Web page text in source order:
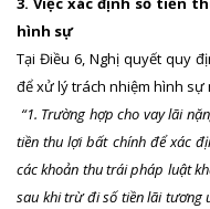
hình sự
Tại Điều 6, Nghị quyết quy
để xử lý trách nhiệm hình sự
“1. Trường hợp cho vay lãi
tiền thu lợi bất chính để xác
các khoản thu trái pháp luật
sau khi trừ đi số tiền lãi tương